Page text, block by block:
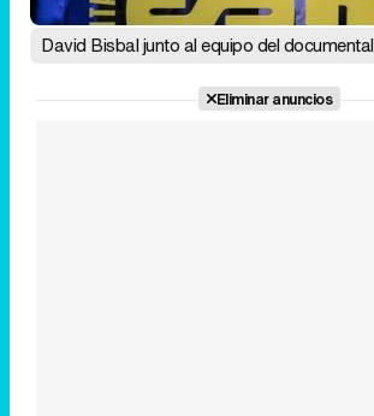
David Bisbal junto al equipo del documental
Eliminar anuncios